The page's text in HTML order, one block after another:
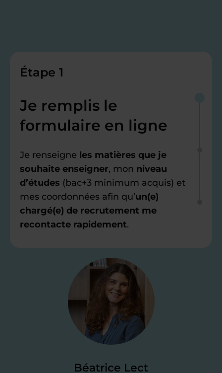
Béatrice Lect
Étape 1
Je remplis le
formulaire en ligne
Je renseigne les matières que je
souhaite enseigner, mon niveau
d’études (bac+3 minimum acquis) et
mes coordonnées afin qu’un(e)
chargé(e) de recrutement me
recontacte rapidement.
Je valide ma
candidature
test de 15 minutes
des programmes scolaires(et pouvoir